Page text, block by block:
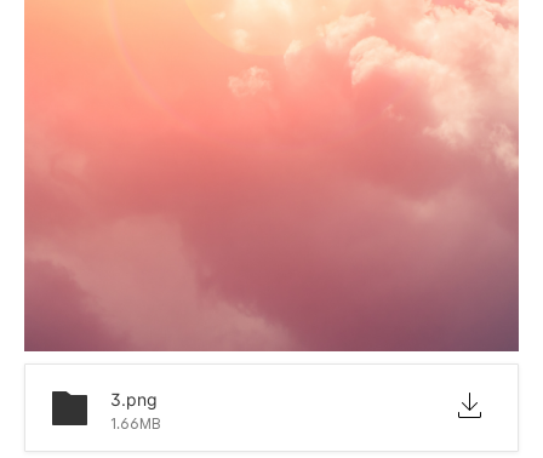
3.png
1.66MB